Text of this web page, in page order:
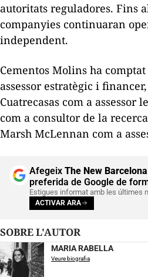
autoritats reguladores. Fins
companyies continuaran
independent.
Cementos Molins ha
assessor estratègic i
Cuatrecasas com a assessor
com a consultor de la
Marsh McLennan com a
Afegeix The New
preferida de Google de
Estigues informat amb les últimes
ACTIVAR ARA
SOBRE L'AUTOR
MARIA RABELLA
Veure biografia